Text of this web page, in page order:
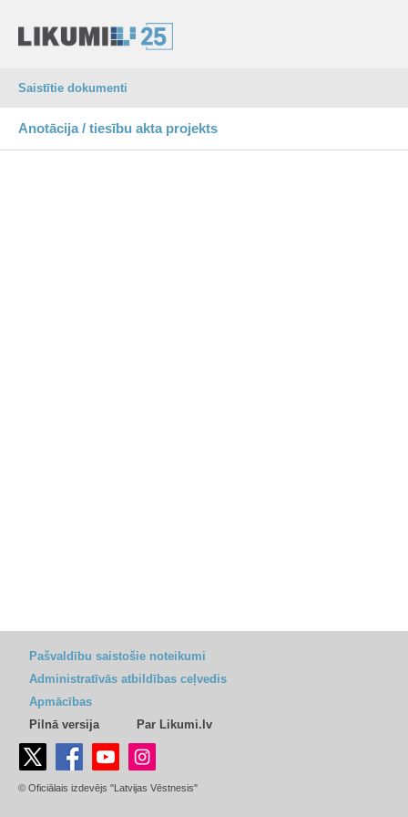
Saistītie dokumenti
Anotācija / tiesību akta projekts
Pašvaldību saistošie noteikumi
Administratīvās atbildības ceļvedis
Apmācības
Pilnā versija
Par Likumi.lv
© Oficiālais izdevējs "Latvijas Vēstnesis"